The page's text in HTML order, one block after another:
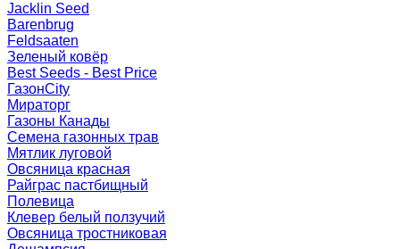
Jacklin Seed
Barenbrug
Feldsaaten
Зеленый ковёр
Best Seeds - Best Price
ГазонCity
Мираторг
Газоны Канады
Семена газонных трав
Мятлик луговой
Овсяница красная
Райграс пастбищный
Полевица
Клевер белый ползучий
Овсяница тростниковая